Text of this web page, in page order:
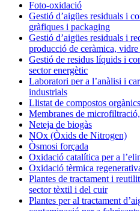
Foto-oxidació
Gestió d’aigües residuals i
gràfiques i packaging
Gestió d’aigües residuals i
producció de ceràmica,
Gestió de residus líquids i
sector energètic
Laboratori per a l’anàlisi i
industrials
Llistat de compostos
Membranes de
Neteja de biogàs
NOx (Òxids de Nitrogen)
Òsmosi forçada
Oxidació catalítica per a
Oxidació tèrmica
Plantes de tractament i
sector tèxtil i del cuir
Plantes per al tractament